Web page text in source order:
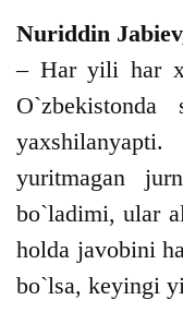
Nuriddin
– Har yili har
yuritmagan
bo`ladimi, ular
holda javobini
bo`lsa, keyingi